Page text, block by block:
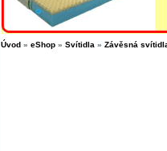
Úvod» eShop» Svítidla» Závěsná